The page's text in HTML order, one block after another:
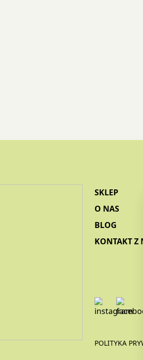
SKLEP
O NAS
BLOG
KONTAKT Z
POLITYKA